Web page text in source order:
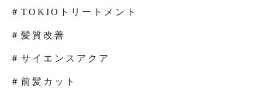
＃TOKIOトリートメント
＃髪質改善
＃サイエンスアクア
＃前髪カット